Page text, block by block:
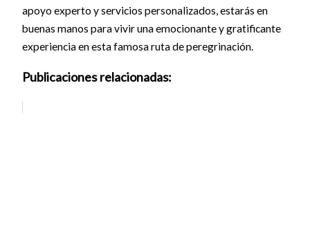
apoyo experto y servicios personalizados, estarás en
buenas manos para vivir una emocionante y gratificante
experiencia en esta famosa ruta de peregrinación.
Publicaciones relacionadas: